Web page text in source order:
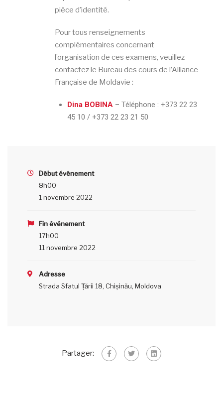
pièce d’identité.
Pour tous renseignements
complémentaires concernant
l’organisation de ces examens, veuillez
contactez le Bureau des cours de l’Alliance
Française de Moldavie :
Dina BOBINA – Téléphone : +373 22 23
45 10 / +373 22 23 21 50
Début événement
8h00
1 novembre 2022
Fin événement
17h00
11 novembre 2022
Adresse
Strada Sfatul Țării 18, Chișinău, Moldova
Partager: